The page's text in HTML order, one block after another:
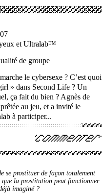
et Ultralab™
de groupe
le cybersexe ? C’est quoi
» dans Second Life ? Un
ça fait du bien ?Agnès de
prêtée au jeu, et a invité le
à participer...
se prostituer de façon totalement
la prostitution peut fonctionner
imaginé ?